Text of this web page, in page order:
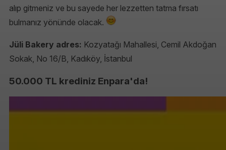
alıp gitmeniz ve bu sayede her lezzetten tatma fırsatı
bulmanız yönünde olacak.
Jüli Bakery adres: Kozyatağı Mahallesi, Cemil Akdoğan
Sokak, No 16/B, Kadıköy, İstanbul
50.000 TL krediniz Enpara'da!